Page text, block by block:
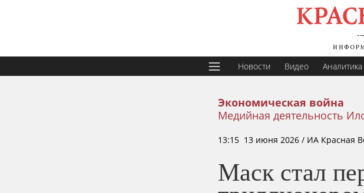
Новости Видео Аналитика
Экономическая война
Медийная деятельность
13:15 13 июня 2026 / ИА Красная
Маск стал